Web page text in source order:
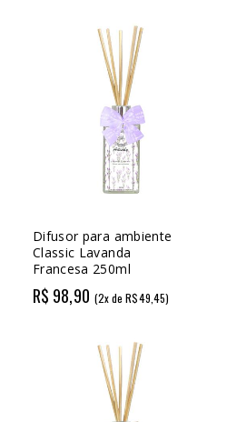
Difusor para ambiente
Classic Lavanda
Francesa 250ml
R$ 98,90 (2x de R$49,45)